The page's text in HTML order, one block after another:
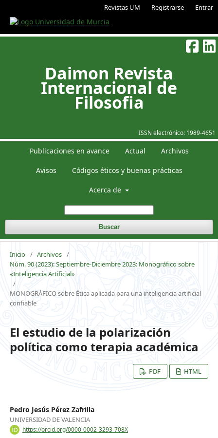
Revistas UM Registrarse Entrar
ISSN electrónico: 1989-4651
Daimon Revista
Internacional de
Filosofia
Publicaciones en avance Actual Archivos
Avisos Códigos éticos y buenas prácticas
Acerca de
Buscar
Inicio / Archivos /
Núm. 90 (2023): Septiembre-Diciembre 2023: Monográfico sobre
«Inteligencia Artificial»
/
MONOGRÁFICO sobre Ética aplicada para una inteligencia artificial
confiable
El estudio de la polarización
política como terapia académica
PDF HTML
Pedro Jesús Pérez Zafrilla
UNIVERSIDAD DE VALENCIA
https://orcid.org/0000-0002-3293-708X